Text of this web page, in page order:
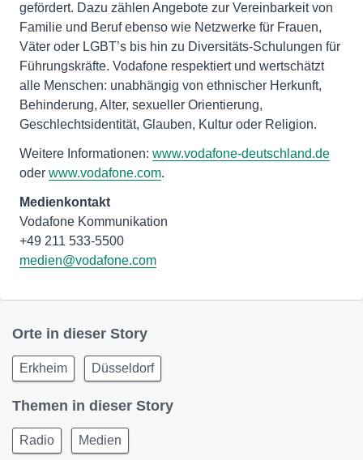
gefördert. Dazu zählen Angebote zur Vereinbarkeit von
Familie und Beruf ebenso wie Netzwerke für Frauen,
Väter oder LGBT’s bis hin zu Diversitäts-Schulungen für
Führungskräfte. Vodafone respektiert und wertschätzt
alle Menschen: unabhängig von ethnischer Herkunft,
Behinderung, Alter, sexueller Orientierung,
Geschlechtsidentität, Glauben, Kultur oder Religion.
Weitere Informationen: www.vodafone-deutschland.de
oder www.vodafone.com.
Medienkontakt
Vodafone Kommunikation
medien@vodafone.com
Orte in dieser Story
Erkheim Düsseldorf
Themen in dieser Story
Radio Medien